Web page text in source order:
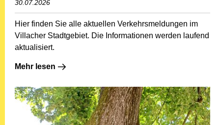
30.07.2026
Hier finden Sie alle aktuellen Verkehrsmeldungen im
Villacher Stadtgebiet. Die Informationen werden laufend
aktualisiert.
Mehr lesen: Aktuelle Verkehrsmeldungen: der
Mehr lesen